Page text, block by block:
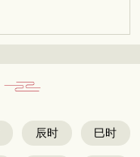
辰时 巳时